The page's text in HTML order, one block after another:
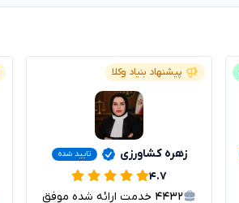
پیشنهاد بنیاد وکلا
زهره کشاورزی تایید شده
۴.۷
۴۴۳۲ خدمت ارائه شده موفق